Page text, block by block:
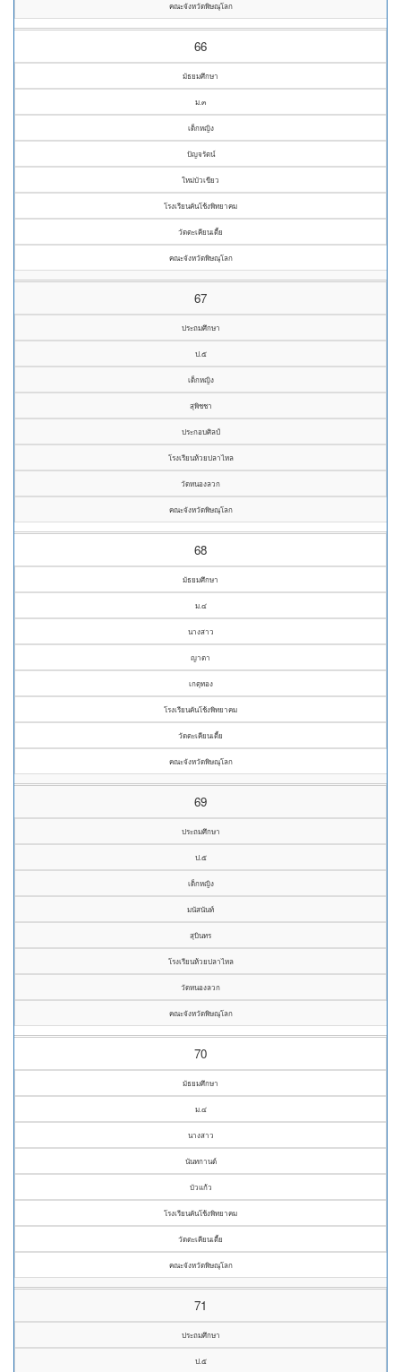
คณะจังหวัดพิษณุโลก
66
มัธยมศึกษา
ม.๓
เด็กหญิง
ปัญจรัตน์
ใหม่บัวเขียว
โรงเรียนคันโช้งพิทยาคม
วัดตะเคียนเตี้ย
คณะจังหวัดพิษณุโลก
67
ประถมศึกษา
ป.๕
เด็กหญิง
สุพิชชา
ประกอบศิลป์
โรงเรียนห้วยปลาไหล
วัดหนองลวก
คณะจังหวัดพิษณุโลก
68
มัธยมศึกษา
ม.๔
นางสาว
ญาตา
เกตุทอง
โรงเรียนคันโช้งพิทยาคม
วัดตะเคียนเตี้ย
คณะจังหวัดพิษณุโลก
69
ประถมศึกษา
ป.๕
เด็กหญิง
มนัสนันท์
สุบินทร
โรงเรียนห้วยปลาไหล
วัดหนองลวก
คณะจังหวัดพิษณุโลก
70
มัธยมศึกษา
ม.๔
นางสาว
นันทกานต์
บัวแก้ว
โรงเรียนคันโช้งพิทยาคม
วัดตะเคียนเตี้ย
คณะจังหวัดพิษณุโลก
71
ประถมศึกษา
ป.๕